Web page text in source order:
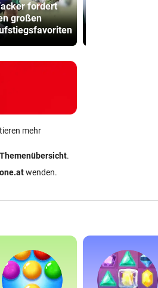
fordert
großen
mehr
Themenübersicht.
wenden.